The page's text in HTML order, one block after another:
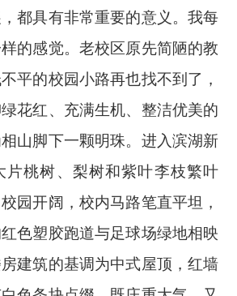
都具有非常重要的意义。我每
的感觉。老校区原先简陋的教
平的校园小路再也找不到了，
花红、充满生机、整洁优美的
山脚下一颗明珠。进入滨湖新
片桃树、梨树和紫叶李枝繁叶
园开阔，校内马路笔直平坦，
色塑胶跑道与足球场绿地相映
建筑的基调为中式屋顶，红墙